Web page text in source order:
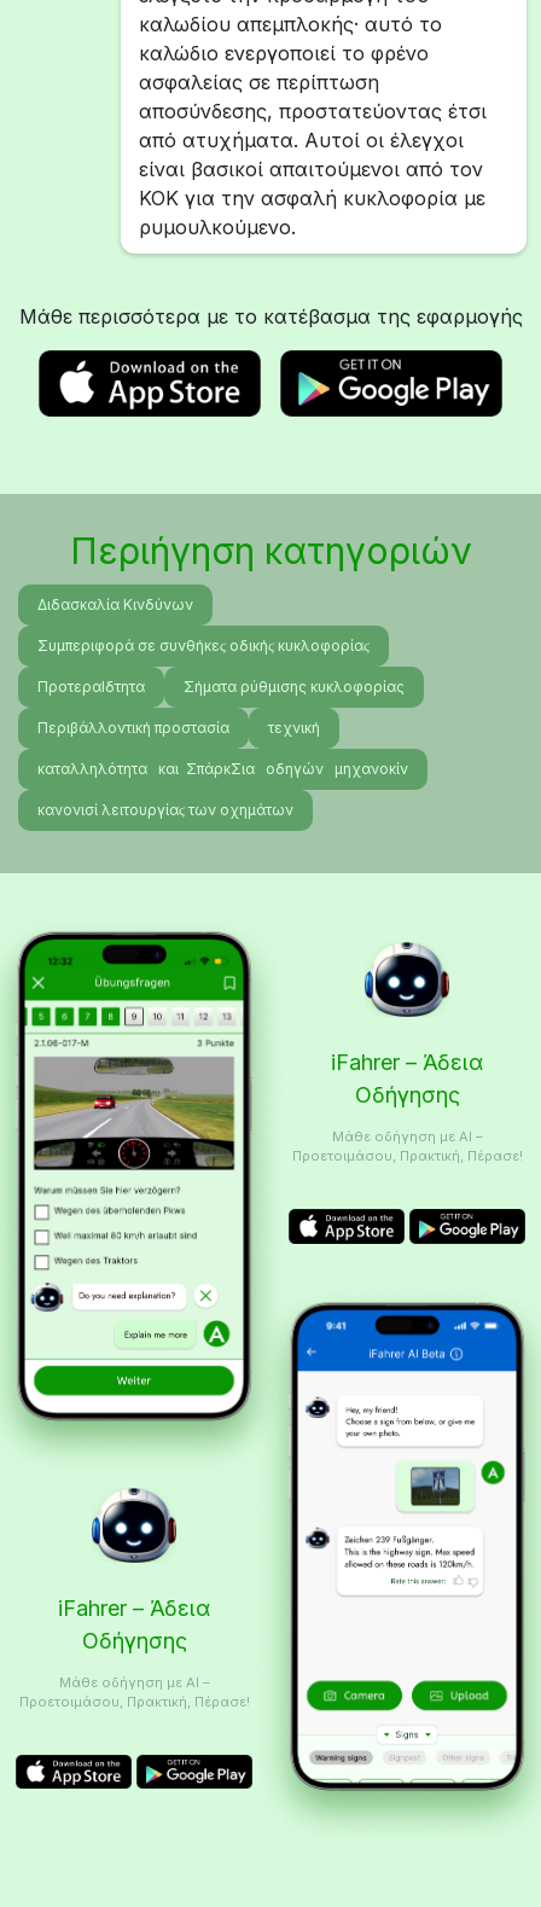
καλωδίου απεμπλοκής· αυτό το
καλώδιο ενεργοποιεί το φρένο
ασφαλείας σε περίπτωση
αποσύνδεσης, προστατεύοντας έτσι
από ατυχήματα. Αυτοί οι έλεγχοι
είναι βασικοί απαιτούμενοι από τον
ΚΟΚ για την ασφαλή κυκλοφορία με
ρυμουλκούμενο.
Μάθε περισσότερα με το κατέβασμα της εφαρμογής
Περιήγηση κατηγοριών
Διδασκαλία Κινδύνων
Συμπεριφορά σε συνθήκεϛ οδικήϛ κυκλοφορίαϛ
ΠροτεραΙδτητα Σήματα ρύθμισης κυκλοφορίας
Περιβάλλοντική προστασία τεχνική
καταλληλότητα και ΣπάρκΣια οδηγών μηχανοκίν
κανονισί λειτουργίαϛ των οχημάτων
iFahrer – Άδεια
Οδήγησης
Μάθε οδήγηση με AI –
Προετοιμάσου, Πρακτική, Πέρασε!
iFahrer – Άδεια
Οδήγησης
Μάθε οδήγηση με AI –
Προετοιμάσου, Πρακτική, Πέρασε!